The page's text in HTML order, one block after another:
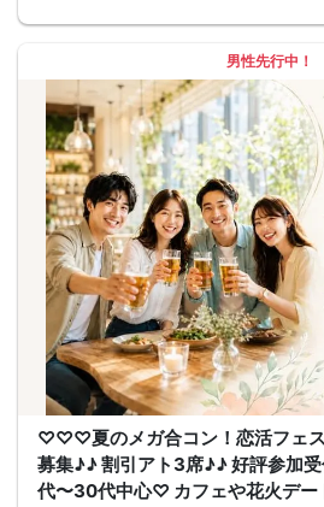
男性先行中！
♡♡♡夏のメガ合コン！恋活フ
募集♪♪ 割引アト3席♪♪ 好評参加
代〜30代中心♡ カフェや花火デー